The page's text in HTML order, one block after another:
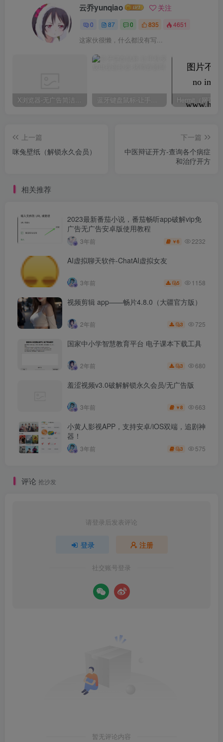
云乔yunqiao 关注
0 87 0 835 4651
这家伙很懒，什么都没有写...
X浏览器-无广告简洁浏览器 蓝牙键盘鼠标-让手机变成电视遥控器
上一篇
咪兔壁纸（解锁永久会员）
下一篇
中医辩证开方-查询各个病症
和治疗开方
相关推荐
2023最新番茄小说，番茄畅听app破解vip免
广告无广告安卓版使用教程
3年前 ￥6 2232
AI虚拟聊天软件-ChatAI虚拟女友
3年前 5 1158
视频剪辑 app——畅片4.8.0（大疆官方版）
2年前 3 725
国家中小学智慧教育平台 电子课本下载工具
2年前 3 680
羞涩视频v3.0破解解锁永久会员/无广告版
3年前 ￥8 663
小黄人影视APP，支持安卓/iOS双端，追剧神
器！
3年前 3 575
评论 抢沙发
请登录后发表评论
登录 注册
社交账号登录
暂无评论内容